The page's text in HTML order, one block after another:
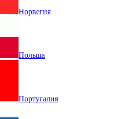
Норвегия
Польша
Португалия